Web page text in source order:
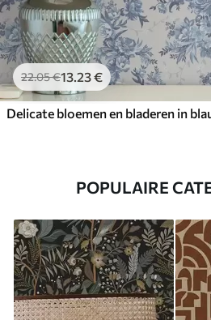
22.05€13.23€
POPULAIRE